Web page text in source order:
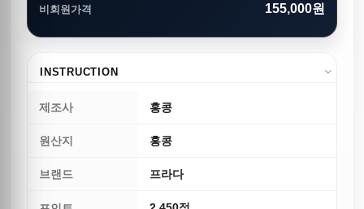
비회원가격 155,000원
INSTRUCTION
제조사 홍콩
원산지 홍콩
브랜드 프라다